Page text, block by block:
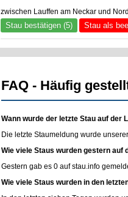
zwischen Lauffen am Neckar und
Stau bestätigen (5) Stau als
FAQ - Häufig
Wann wurde der letzte Stau auf der
Die letzte Staumeldung wurde
Wie viele Staus wurden gestern auf
Gestern gab es 0 aufstau.info
Wie viele Staus wurden in den